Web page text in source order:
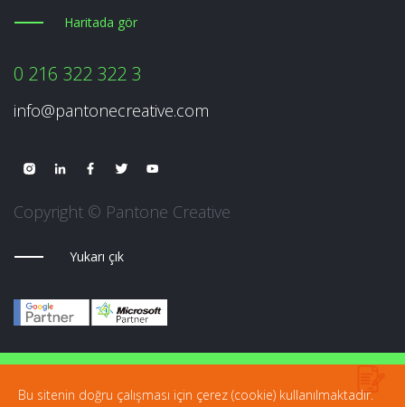
Haritada gör
0 216 322 322 3
info@pantonecreative.com
Copyright © Pantone Creative
Yukarı çık
Bu sitenin doğru çalışması için çerez (cookie) kullanılmaktadır.